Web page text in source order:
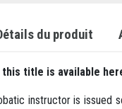
du produit
title is available
instructor is